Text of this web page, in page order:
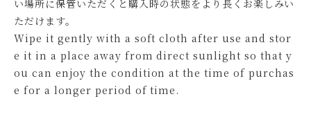
い場所に保管いただくと購入時の状態をより長くお楽しみい
ただけます。
Wipe it gently with a soft cloth after use and stor
e it in a place away from direct sunlight so that y
ou can enjoy the condition at the time of purchas
e for a longer period of time.